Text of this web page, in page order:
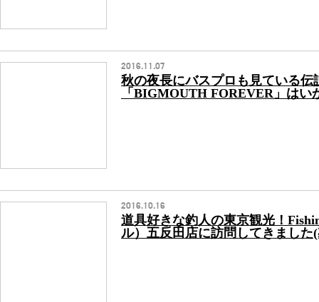
2016.11.07
秋の夜長にバスプロも見ている伝
「BIGMOUTH FOREVER」はい
2016.10.16
道具好きな釣人の東京観光！
ル）五反田店に訪問してきました